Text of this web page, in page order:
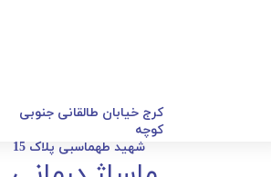
​کرج خیابان طالقانی جنوبی
کوچه
شهید طهماسبی پلاک 15